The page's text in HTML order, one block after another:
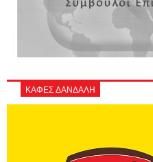
ΚΑΦΕΣ ΔΑΝΔΑΛΗ